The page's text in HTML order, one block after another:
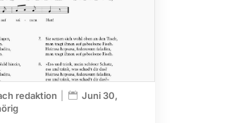
redaktion
Juni 30,